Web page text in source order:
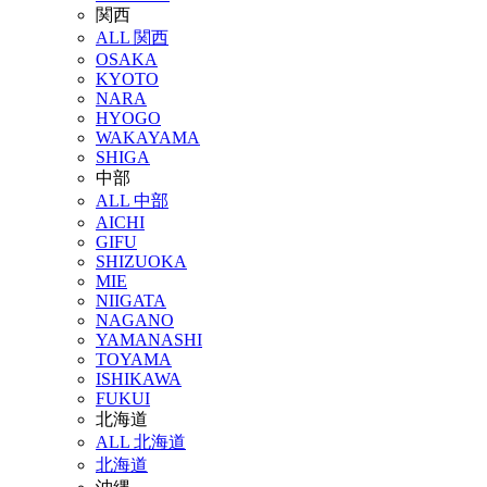
関西
ALL 関西
OSAKA
KYOTO
NARA
HYOGO
WAKAYAMA
SHIGA
中部
ALL 中部
AICHI
GIFU
SHIZUOKA
MIE
NIIGATA
NAGANO
YAMANASHI
TOYAMA
ISHIKAWA
FUKUI
北海道
ALL 北海道
北海道